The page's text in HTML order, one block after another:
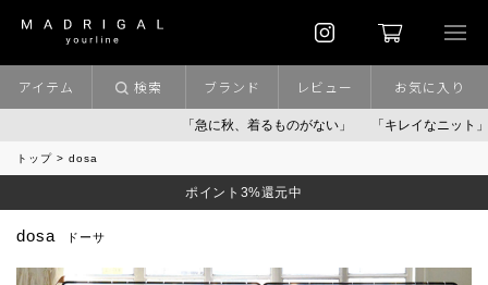
「急に秋、着るものがない」 「キレイなニット」 お盆期間
アイテム 検索 ブランド レビュー お気に入り
トップ dosa
ポイント3%還元中
dosa ドーサ